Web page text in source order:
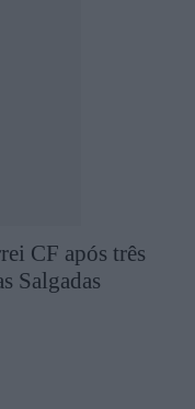
CF após três
Salgadas